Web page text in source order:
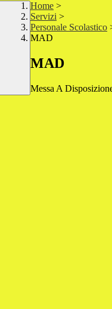
Home >
Servizi >
Personale Scolastico
MAD
MAD
Messa A